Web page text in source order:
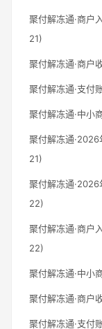
聚付解冻通·商户
21)
聚付解冻通·商户
聚付解冻通·支付
聚付解冻通·中小
聚付解冻通
21)
聚付解冻通
22)
聚付解冻通·商户
22)
聚付解冻通·中小
聚付解冻通·商户
聚付解冻通·支付